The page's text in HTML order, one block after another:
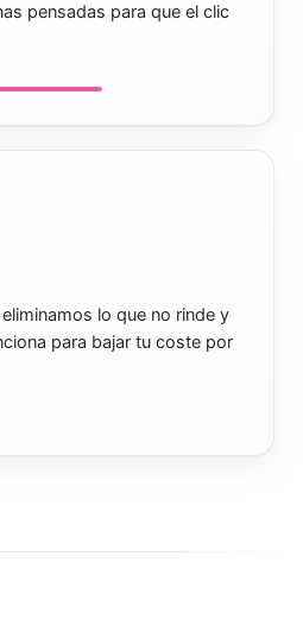
pensadas para que el clic
lo que no rinde y
para bajar tu coste por